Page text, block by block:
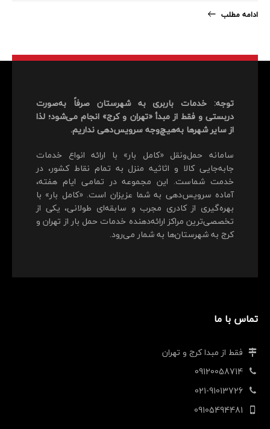
ادامه مطلب
توجه: خدمات باربری به شهرستان صرفاً به‌صورت
دربستی و فقط از مبدأ «تهران و کرج» انجام می‌شود؛ لذا
از سایر شهرها به‌هیچ‌وجه سرویس‌دهی نداریم.
سامانه حمل‌ونقل «کامل بار» با ارائه انواع خدمات
جابه‌جایی کالا و اثاثیه منزل به تمام نقاط کشور، در
خدمت شماست. این مجموعه در تمامی ایام هفته،
آماده سرویس‌دهی به شما عزیزان است. «کامل بار» با
بهره‌گیری از کادری مجرب و سابقه‌ای طولانی، یکی از
تخصصی‌ترین مراکز ارائه‌دهنده خدمات حمل بار از تهران و
کرج به شهرستان‌ها به شمار می‌رود.
تماس با ما
فقط از مبدا کرج و تهران
09120058714
021-91013726
09105494481